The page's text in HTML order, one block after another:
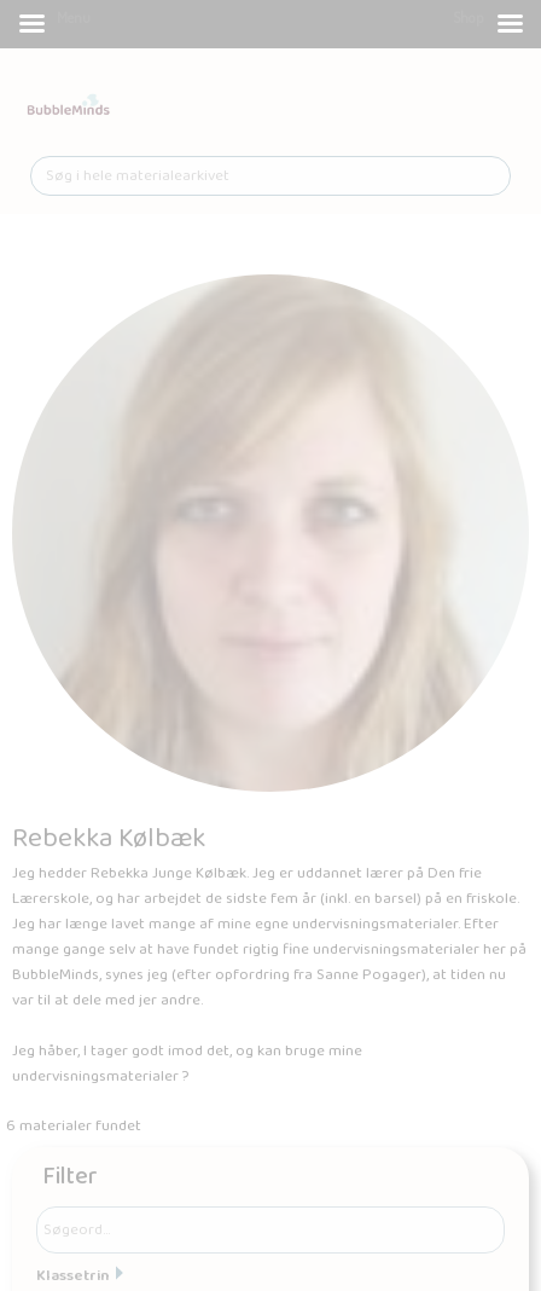
Rebekka Kølbæk
Jeg hedder Rebekka Junge Kølbæk. Jeg er uddannet lærer på Den frie
Lærerskole, og har arbejdet de sidste fem år (inkl. en barsel) på en friskole.
Jeg har længe lavet mange af mine egne undervisningsmaterialer. Efter
mange gange selv at have fundet rigtig fine undervisningsmaterialer her på
BubbleMinds, synes jeg (efter opfordring fra Sanne Pogager), at tiden nu
var til at dele med jer andre.
Jeg håber, I tager godt imod det, og kan bruge mine
undervisningsmaterialer ?
6 materialer fundet
Filter
Klassetrin